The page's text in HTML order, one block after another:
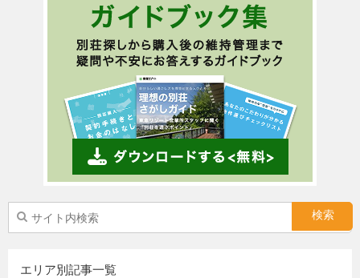
エリア別記事一覧